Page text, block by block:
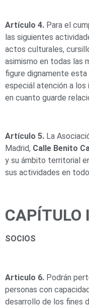
Artículo 4. Para el
las siguientes
actos culturales,
asimismo en todas las
figure dignamente
especiál atención a
en cuanto guarde
Artículo 5. La
Madrid, Calle Benito
y su ámbito territorial
sus actividades en
CAPÍTULO
SOCIOS
Articulo 6. Podrán
personas con
desarrollo de los fines